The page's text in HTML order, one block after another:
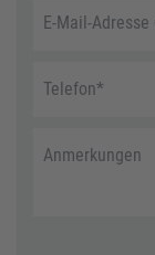
E-Mail-
Telefon*
Anmerkungen